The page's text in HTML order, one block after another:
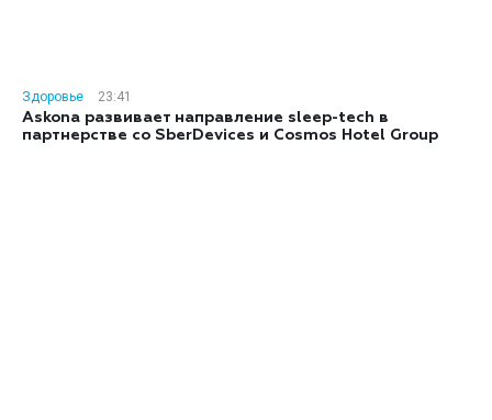
Здоровье
23:41
Askona развивает направление sleep-tech в
партнерстве со SberDevices и Cosmos Hotel Group